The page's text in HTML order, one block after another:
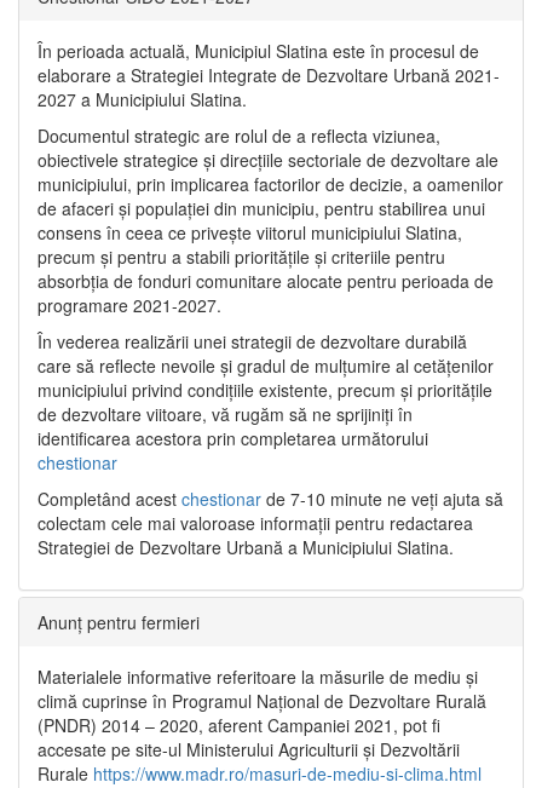
În perioada actuală, Municipiul Slatina este în procesul de
elaborare a Strategiei Integrate de Dezvoltare Urbană 2021‐
2027 a Municipiului Slatina.
Documentul strategic are rolul de a reflecta viziunea,
obiectivele strategice și direcțiile sectoriale de dezvoltare ale
municipiului, prin implicarea factorilor de decizie, a oamenilor
de afaceri și populației din municipiu, pentru stabilirea unui
consens în ceea ce privește viitorul municipiului Slatina,
precum și pentru a stabili prioritățile și criteriile pentru
absorbția de fonduri comunitare alocate pentru perioada de
programare 2021-2027.
În vederea realizării unei strategii de dezvoltare durabilă
care să reflecte nevoile și gradul de mulțumire al cetățenilor
municipiului privind condițiile existente, precum și prioritățile
de dezvoltare viitoare, vă rugăm să ne sprijiniți în
identificarea acestora prin completarea următorului
chestionar
Completând acest chestionar de 7-10 minute ne veți ajuta să
colectam cele mai valoroase informații pentru redactarea
Strategiei de Dezvoltare Urbană a Municipiului Slatina.
Anunț pentru fermieri
Materialele informative referitoare la măsurile de mediu și
climă cuprinse în Programul Național de Dezvoltare Rurală
(PNDR) 2014 – 2020, aferent Campaniei 2021, pot fi
accesate pe site-ul Ministerului Agriculturii și Dezvoltării
Rurale https://www.madr.ro/masuri-de-mediu-si-clima.html